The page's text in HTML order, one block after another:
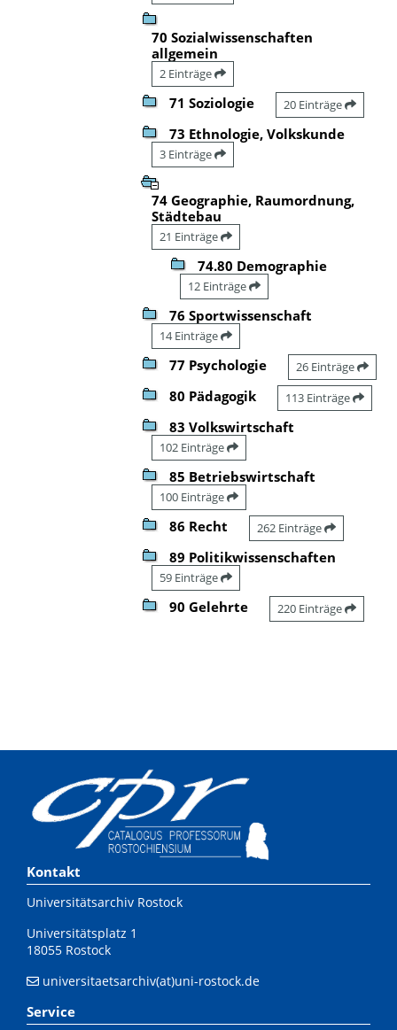
70 Sozialwissenschaften
allgemein
2 Einträge
71 Soziologie 20 Einträge
73 Ethnologie, Volkskunde
3 Einträge
74 Geographie, Raumordnung,
Städtebau
21 Einträge
74.80 Demographie
12 Einträge
76 Sportwissenschaft
14 Einträge
77 Psychologie 26 Einträge
80 Pädagogik 113 Einträge
83 Volkswirtschaft
102 Einträge
85 Betriebswirtschaft
100 Einträge
86 Recht 262 Einträge
89 Politikwissenschaften
59 Einträge
90 Gelehrte 220 Einträge
Kontakt
Universitätsarchiv Rostock
Universitätsplatz 1
18055 Rostock
universitaetsarchiv(at)uni-rostock.de
Service